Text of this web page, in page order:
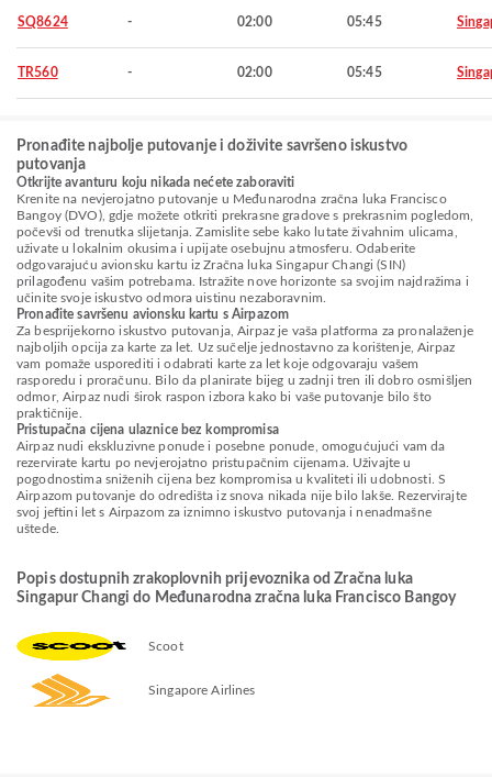
SQ8624 - 02:00 05:45
TR560 - 02:00 05:45
Pronađite najbolje putovanje i doživite savršeno iskustvo
putovanja
Otkrijte avanturu koju nikada nećete zaboraviti
Krenite na nevjerojatno putovanje u Međunarodna zračna luka Francisco
Bangoy (DVO), gdje možete otkriti prekrasne gradove s prekrasnim pogledom,
počevši od trenutka slijetanja. Zamislite sebe kako lutate živahnim ulicama,
uživate u lokalnim okusima i upijate osebujnu atmosferu. Odaberite
odgovarajuću avionsku kartu iz Zračna luka Singapur Changi (SIN)
prilagođenu vašim potrebama. Istražite nove horizonte sa svojim najdražima i
učinite svoje iskustvo odmora uistinu nezaboravnim.
Pronađite savršenu avionsku kartu s Airpazom
Za besprijekorno iskustvo putovanja, Airpaz je vaša platforma za pronalaženje
najboljih opcija za karte za let. Uz sučelje jednostavno za korištenje, Airpaz
vam pomaže usporediti i odabrati karte za let koje odgovaraju vašem
rasporedu i proračunu. Bilo da planirate bijeg u zadnji tren ili dobro osmišljen
odmor, Airpaz nudi širok raspon izbora kako bi vaše putovanje bilo što
praktičnije.
Pristupačna cijena ulaznice bez kompromisa
Airpaz nudi ekskluzivne ponude i posebne ponude, omogućujući vam da
rezervirate kartu po nevjerojatno pristupačnim cijenama. Uživajte u
pogodnostima sniženih cijena bez kompromisa u kvaliteti ili udobnosti. S
Airpazom putovanje do odredišta iz snova nikada nije bilo lakše. Rezervirajte
svoj jeftini let s Airpazom za iznimno iskustvo putovanja i nenadmašne
uštede.
Popis dostupnih zrakoplovnih prijevoznika od Zračna luka
Singapur Changi do Međunarodna zračna luka Francisco Bangoy
Scoot
Singapore Airlines